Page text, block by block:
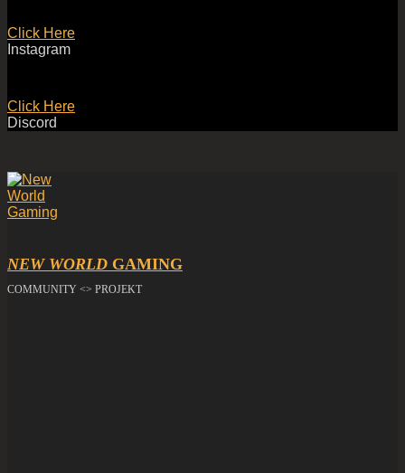
Click Here
Instagram
Click Here
Discord
NEW WORLD GAMING
COMMUNITY <> PROJEKT